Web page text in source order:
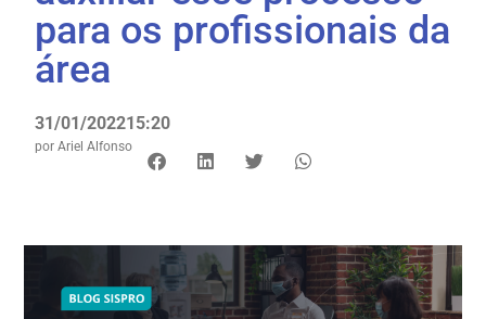
para os profissionais da
área
31/01/202215:20
por Ariel Alfonso